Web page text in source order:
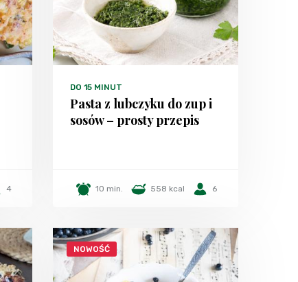
4
DO 15 MINUT
Pasta z lubczyku do zup i
sosów – prosty przepis
10 min. 558 kcal 6
NOWOŚĆ